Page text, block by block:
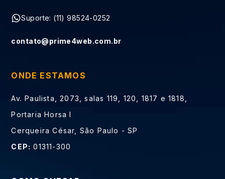
Suporte: (11) 98524-0252
contato@prime4web.com.br
ONDE ESTAMOS
Av. Paulista, 2073, salas 119, 120, 1817 e 1818,
Portaria Horsa I
Cerqueira César, São Paulo - SP
CEP: 01311-300